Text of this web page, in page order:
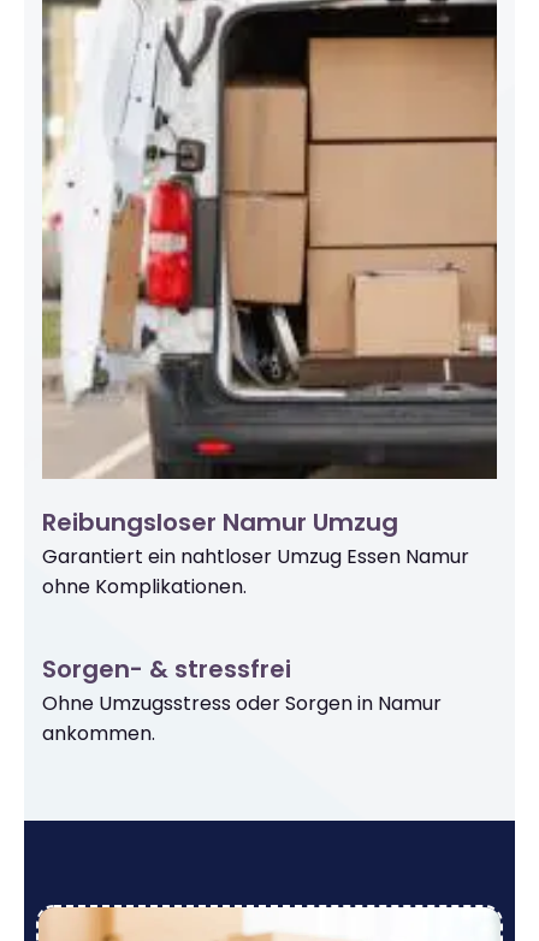
Reibungsloser Namur Umzug
Garantiert ein nahtloser Umzug Essen Namur
ohne Komplikationen.
Sorgen- & stressfrei
Ohne Umzugsstress oder Sorgen in Namur
ankommen.